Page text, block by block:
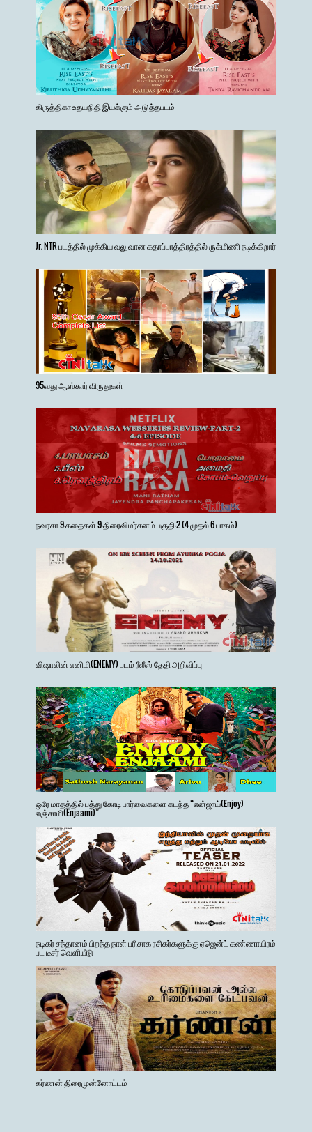
கிருத்திகா உதயநிதி இயக்கும் அடுத்தபடம்
Jr. NTR படத்தில் முக்கிய வலுவான கதாப்பாத்திரத்தில் ருக்மிணி நடிக்கிறார்
95வது ஆஸ்கார் விருதுகள்
நவரசா 9-கதைகள் 9-திரைவிமர்சனம் பகுதி-2 (4 முதல் 6 பாகம்)
விஷாலின் எனிமி(ENEMY) படம் ரீலீஸ் தேதி அறிவிப்பு
ஒரே மாதத்தில் பத்து கோடி பார்வைகளை கடந்த “என்ஜாய்(Enjoy)
எஞ்சாமி(Enjaami)”
நடிகர் சந்தானம் பிறந்த நாள் பரிசாக ரசிகர்களுக்கு ஏஜென்ட் கண்ணாயிரம்
பட டீசர் வெளியீடு
கர்ணன் திரைமுன்னோட்டம்